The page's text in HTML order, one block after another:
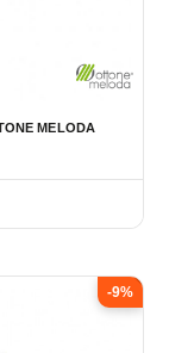
MELODA
-9%